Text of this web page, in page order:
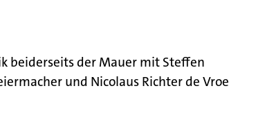
beiderseits der Mauer mit Steffen
und Nicolaus Richter de Vroe